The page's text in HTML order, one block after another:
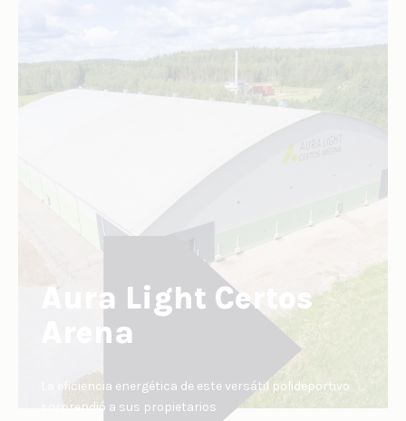
Aura Light Certos
Arena
La eficiencia energética de este versátil polideportivo
sorprendió a sus propietarios